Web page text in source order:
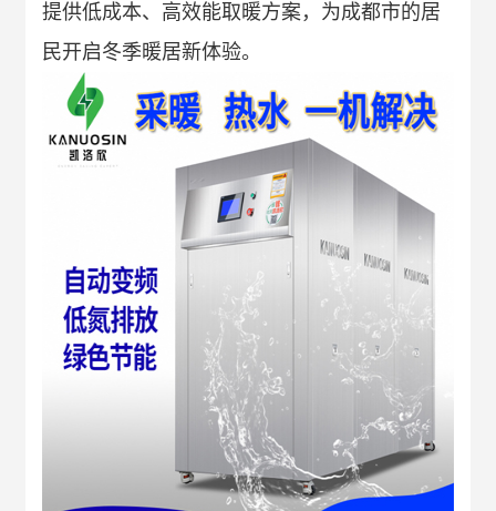
提供低成本、高效能取暖方案，为成都市的居
民开启冬季暖居新体验。